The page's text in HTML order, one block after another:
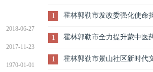
2018-06-27
2017-11-23
1970-01-01
明城市创建
1 霍林郭勒市发改委强化使命
控“守卫者”
1 霍林郭勒市全力提升蒙中医
1 霍林郭勒市景山社区新时代